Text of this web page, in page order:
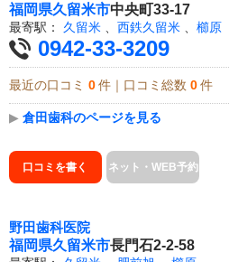
福岡県久留米市中央町33-17
最寄駅： 久留米 西鉄久留米 櫛原
0942-33-3209
最近の口コミ 0 件｜口コミ総数 0 件
▶ 倉田歯科のページを見る
口コミを書く ネット・WEB予約
野田歯科医院
福岡県久留米市長門石2-2-58